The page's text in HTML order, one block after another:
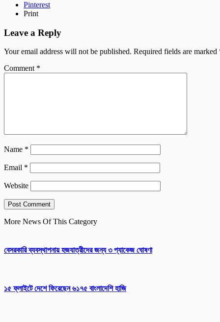
Pinterest
Print
Leave a Reply
Your email address will not be published. Required fields are marked
Comment *
Name *
Email *
Website
More News Of This Category
বেসরকারি ব্যবস্থাপনায় হজযাত্রীদের জন্য ৩ প্যাকেজ ঘোষণা
১৫ ফ্লাইটে দেশে ফিরেছেন ৬১৭৫ বাংলাদেশি হাজি